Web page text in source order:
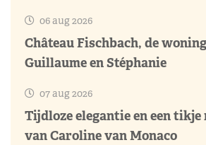
06 aug 2026
Château Fischbach, de
Guillaume en Stéphanie
07 aug 2026
Tijdloze elegantie en een
van Caroline van Monaco